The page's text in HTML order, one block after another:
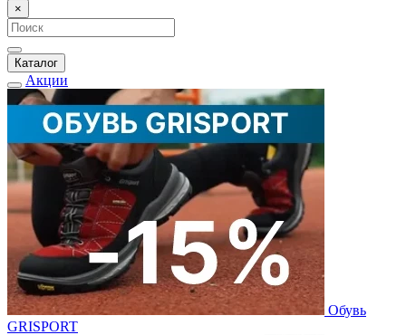
×
Каталог
Акции
Обувь
GRISPORT